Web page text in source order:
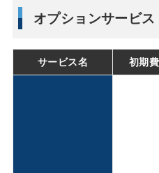
オプションサービス
サービス名 初期